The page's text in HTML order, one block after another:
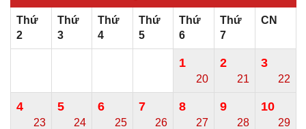
Thứ
2
Thứ
3
Thứ
4
Thứ
5
Thứ
6
Thứ
7
CN
1
20
2
21
3
22
4
23
5
24
6
25
7
26
8
27
9
28
10
29